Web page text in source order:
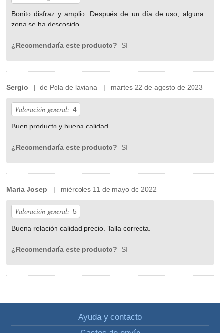
Bonito disfraz y amplio. Después de un día de uso, alguna
zona se ha descosido.
¿Recomendaría este producto? Sí
Sergio | de Pola de laviana | martes 22 de agosto de 2023
Valoración general: 4
Buen producto y buena calidad.
¿Recomendaría este producto? Sí
Maria Josep | miércoles 11 de mayo de 2022
Valoración general: 5
Buena relación calidad precio. Talla correcta.
¿Recomendaría este producto? Sí
Ayuda y contacto